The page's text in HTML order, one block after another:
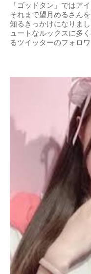
「ゴッドタン」ではア
それまで望月めるさん
知るきっかけになりま
ュートなルックスに多
るツイッターのフォロ